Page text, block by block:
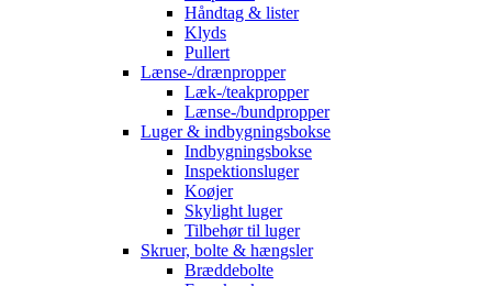
Håndtag & lister
Klyds
Pullert
Lænse-/drænpropper
Læk-/teakpropper
Lænse-/bundpropper
Luger & indbygningsbokse
Indbygningsbokse
Inspektionsluger
Koøjer
Skylight luger
Tilbehør til luger
Skruer, bolte & hængsler
Bræddebolte